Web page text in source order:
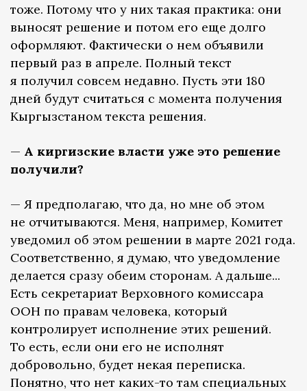
тоже. Потому что у них такая практика: они
выносят решение и потом его еще долго
оформляют. Фактически о нем объявили
первый раз в апреле. Полный текст
я получил совсем недавно. Пусть эти 180
дней будут считаться с момента получения
Кыргызстаном текста решения.
— А киргизские власти уже это решение
получили?
— Я предполагаю, что да, но мне об этом
не отчитываются. Меня, например, Комитет
уведомил об этом решении в марте 2021 года.
Соответственно, я думаю, что уведомление
делается сразу обеим сторонам. А дальше...
Есть секретариат Верховного комиссара
ООН по правам человека, который
контролирует исполнение этих решений.
То есть, если они его не исполнят
добровольно, будет некая переписка.
Понятно, что нет каких-то там специальных